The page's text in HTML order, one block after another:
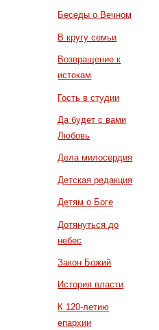
Беседы о Вечном
В кругу семьи
Возвращение к
истокам
Гость в студии
Да будет с вами
Любовь
Дела милосердия
Детская редакция
Детям о Боге
Дотянуться до
небес
Закон Божий
История власти
К 120-летию
епархии